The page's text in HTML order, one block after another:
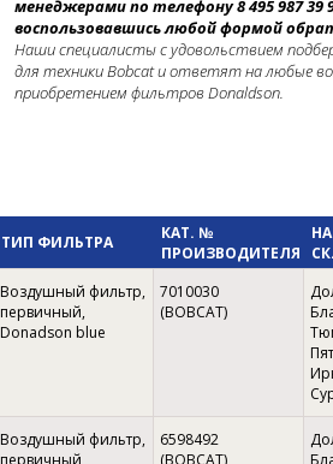
менеджерами по телефону 8 495 987 39
воспользовавшись любой формой
Наши специалисты с удовольствием
для техники Bobcat и ответят на любые
приобретением фильтров Donaldson.
ТИП ФИЛЬТРА
КАТ. №
ПРОИЗВОДИТЕЛЯ
Воздушный фильтр,
первичный,
Donadson blue
7010030
(BOBCAT)
Воздушный фильтр,
первичный
6598492
(BOBCAT)